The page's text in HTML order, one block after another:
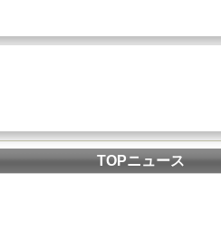
TOPニュース